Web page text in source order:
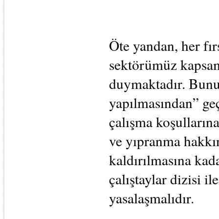
Öte yandan, her
sektörümüz
duymaktadır.
yapılmasından”
çalışma
ve yıpranma
kaldırılmasına
çalıştaylar dizisi
yasalaşmalıdır.